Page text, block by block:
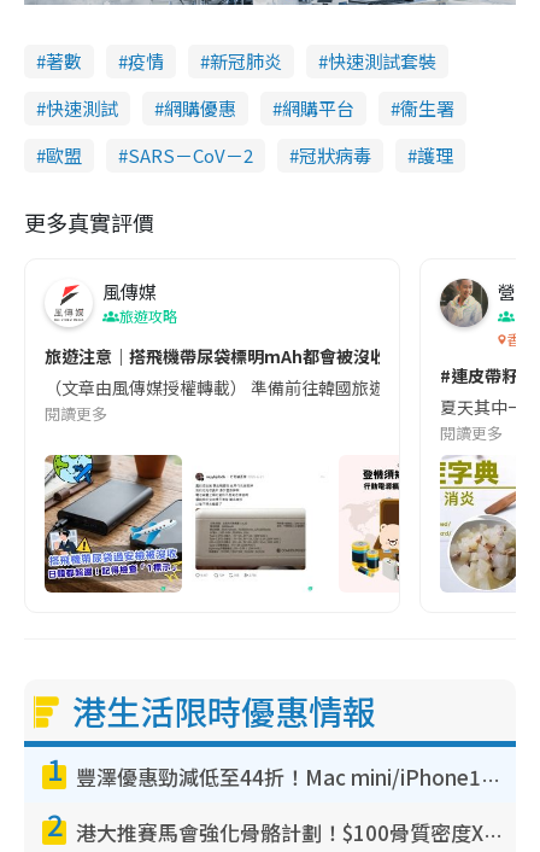
著數 疫情 新冠肺炎
快速測試套裝
快速測試
網購優惠 網購平台
衞生署
歐盟
SARS－CoV－2 冠狀病毒 護理
更多真實評價
風傳媒
旅遊攻略
旅遊注意｜搭飛機帶尿袋標明mAh都會被沒收😱出發前切記檢查
（文章由風傳媒授權轉載） 準備前往韓國旅遊的民眾，近期要
閱讀更多
營養
香港
#連皮帶籽
夏天其中一
閱讀更多
港生活限時優惠情報
1 豐澤優惠勁減低至44折！Mac mini/iPhone17Pro大減價！廚房家電$220起
2 港大推賽馬會強化骨骼計劃！$100骨質密度X光檢查 完成免費運動訓練送超市禮券！附參加資格